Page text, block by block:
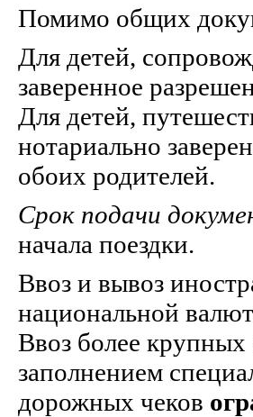
Помимо общих
Для детей,
заверенное
Для детей,
нотариально
обоих родителей.
Срок подачи
начала поездки.
Ввоз и вывоз
национальной
Ввоз более
заполнением
дорожных чеков